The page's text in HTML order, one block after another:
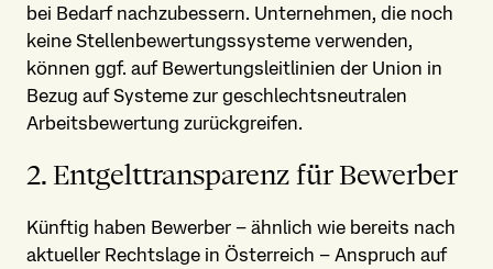
bei Bedarf nachzubessern. Unternehmen, die noch
keine Stellen­bewertungs­systeme verwenden,
können ggf. auf Bewertungs­leitlinien der Union in
Bezug auf Systeme zur geschlechts­neutralen
Arbeits­bewertung zurückgreifen.
2. Entgelt­transparenz für Bewerber
Künftig haben Bewerber – ähnlich wie bereits nach
aktueller Rechtslage in Österreich – Anspruch auf